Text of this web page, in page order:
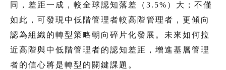
同，差距一成，較全球認知落差（3.5%）大；不僅
如此，可發現中低階管理者較高階管理者，更傾向
認為組織的轉型策略朝向碎片化發展。未來如何拉
近高階與中低階管理者的認知差距，增進基層管理
者的信心將是轉型的關鍵課題。